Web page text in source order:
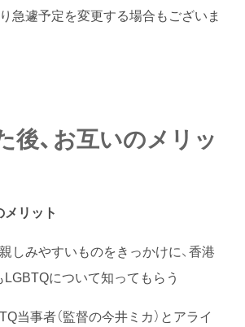
急遽予定を変更する場合もございま
、お互いのメリッ
リット
しみやすいものをきっかけに、香港
について知ってもらう
当事者（監督の今井ミカ）とアライ